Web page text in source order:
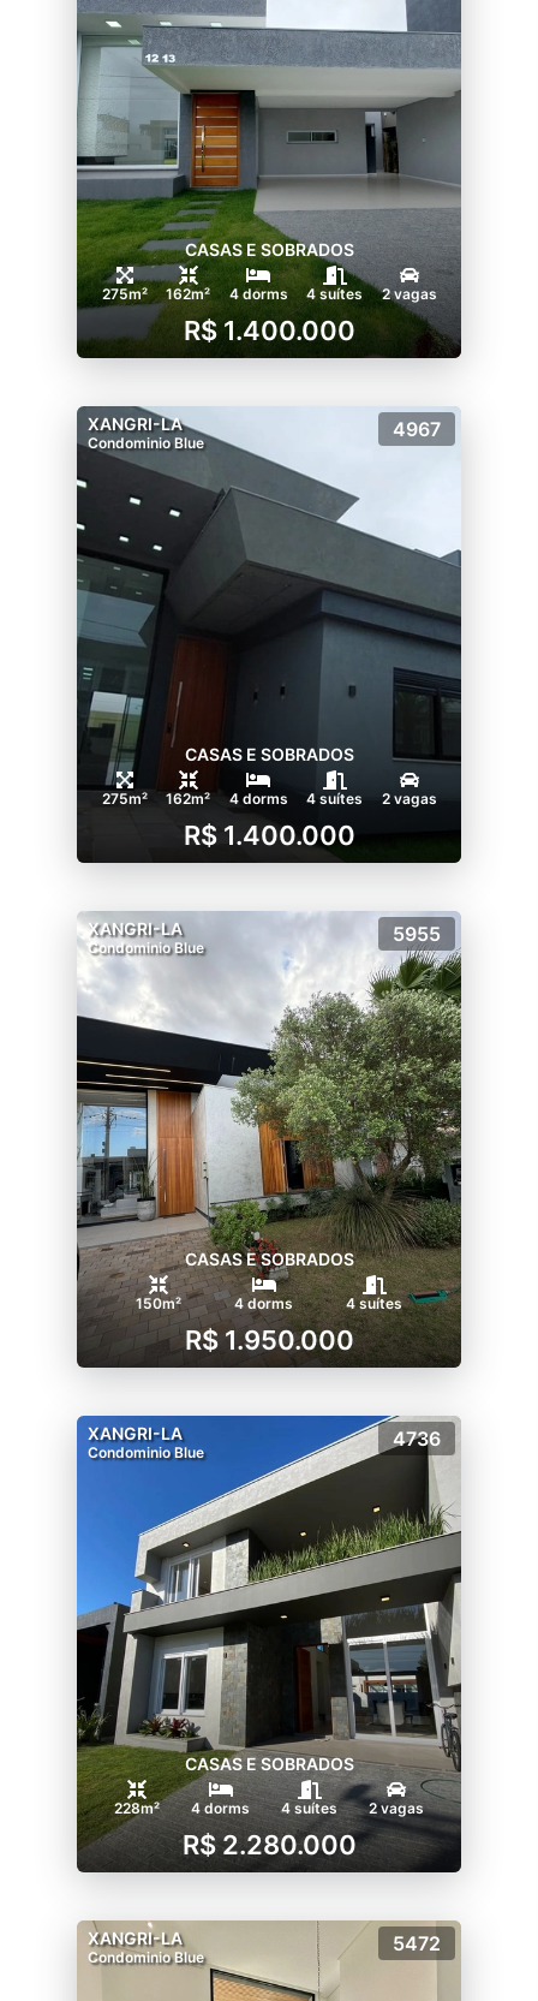
CASAS E SOBRADOS
275m² 162m² 4 dorms 4 suítes 2 vagas
R$ 1.400.000
XANGRI-LA
Condominio Blue
4967
CASAS E SOBRADOS
275m² 162m² 4 dorms 4 suítes 2 vagas
R$ 1.400.000
XANGRI-LA
Condominio Blue
5955
CASAS E SOBRADOS
150m² 4 dorms 4 suítes
R$ 1.950.000
XANGRI-LA
Condominio Blue
4736
CASAS E SOBRADOS
228m² 4 dorms 4 suítes 2 vagas
R$ 2.280.000
XANGRI-LA
Condominio Blue
5472